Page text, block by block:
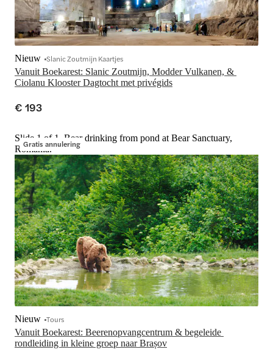
Vanuit Boekarest: Slanic Zoutmijn, Modder Vulkanen, &
Ciolanu Klooster Dagtocht met privégids
Nieuw Slanic Zoutmijn Kaartjes
€ 193
Gratis annulering
Slide 1 of 1, Bear drinking from pond at Bear Sanctuary,
Romania.
Vanuit Boekarest: Beerenopvangcentrum & begeleide
rondleiding in kleine groep naar Brașov
Nieuw Tours